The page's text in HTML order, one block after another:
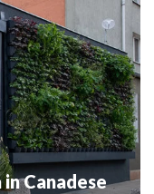
Canadese